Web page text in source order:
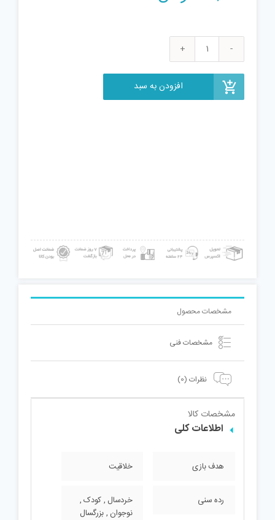
گل
نفیس
افزودن به سبد
مشخصات محصول
مشخصات فنی
نظرات (0)
مشخصات کالا
اطلاعات کلی
هدف بازی خلاقیت
رده سنی
خردسال , کودک ,
نوجوان , بزرگسال